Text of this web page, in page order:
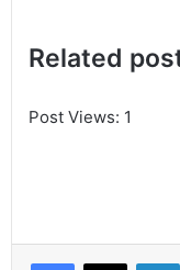
Related
Post Views: 1